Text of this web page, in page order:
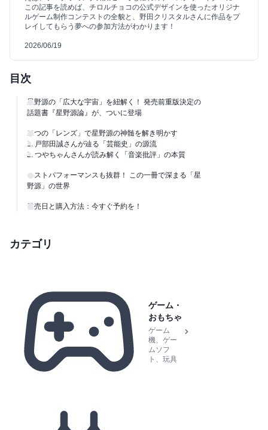
この記事を読めば、チロルチョコの公式デザインを使ったオリジナ
ルゲーム制作コンテストの全貌と、野田クリスタルさんに作品をプ
レイしてもらう夢への参加方法がわかります！
2026/06/19
目次
星野源の「広大な宇宙」を紐解く！ 発売前重版決定の
話題書『星野源論』が、ついに登場
二つの「レンズ」で星野源の神髄を解き明かす
1. 戸部田誠さんが辿る「芸能史」の源流
2. つやちゃんさんが読み解く「音楽批評」の本質
コストパフォーマンスも抜群！ この一冊で深まる「星
野源」の世界
発売日と購入方法：今すぐ予約を！
カテゴリ
ゲーム・
おもちゃ
ゲーム
機、ゲー
ムソフ
ト、玩具